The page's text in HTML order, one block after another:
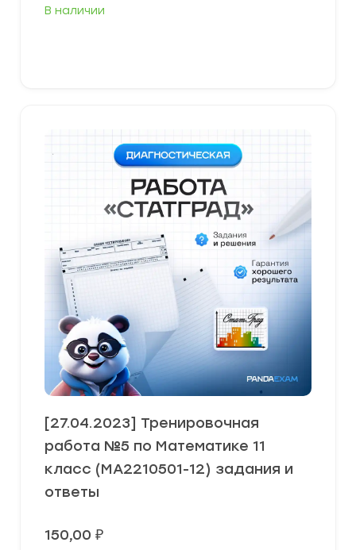
В наличии
[27.04.2023] Тренировочная
работа №5 по Математике 11
класс (МА2210501-12) задания и
ответы
150,00 ₽